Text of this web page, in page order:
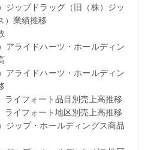
プドラッグ（旧（株）ジッ
）業績推移
イドハーツ・ホールディン
イドハーツ・ホールディン
フォート品目別売上高推移
フォート地区別売上高推移
プ・ホールディングス商品